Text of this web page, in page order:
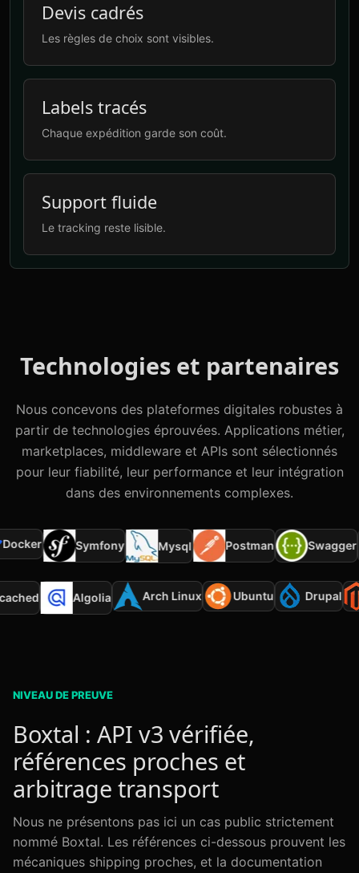
Devis cadrés
Les règles de choix sont visibles.
Labels tracés
Chaque expédition garde son coût.
Support fluide
Le tracking reste lisible.
Technologies et partenaires
Nous concevons des plateformes digitales robustes à
partir de technologies éprouvées. Applications métier,
marketplaces, middleware et APIs sont sélectionnés
pour leur fiabilité, leur performance et leur intégration
dans des environnements complexes.
Symfony Mysql Postman Swagger
Algolia Arch Linux Ubuntu Drupal
NIVEAU DE PREUVE
Boxtal : API v3 vérifiée,
références proches et
arbitrage transport
Nous ne présentons pas ici un cas public strictement
nommé Boxtal. Les références ci-dessous prouvent les
mécaniques shipping proches, et la documentation